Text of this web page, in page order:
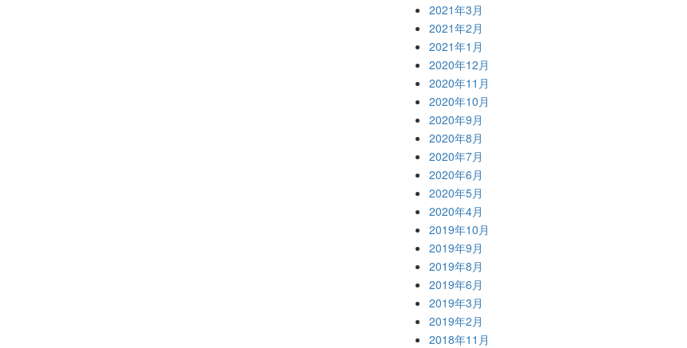
2021年3月
2021年2月
2021年1月
2020年12月
2020年11月
2020年10月
2020年9月
2020年8月
2020年7月
2020年6月
2020年5月
2020年4月
2019年10月
2019年9月
2019年8月
2019年6月
2019年3月
2019年2月
2018年11月